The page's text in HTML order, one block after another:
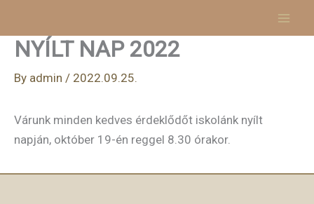
content
NYÍLT NAP 2022
By admin / 2022.09.25.
Várunk minden kedves érdeklődőt iskolánk nyílt
napján, október 19-én reggel 8.30 órakor.